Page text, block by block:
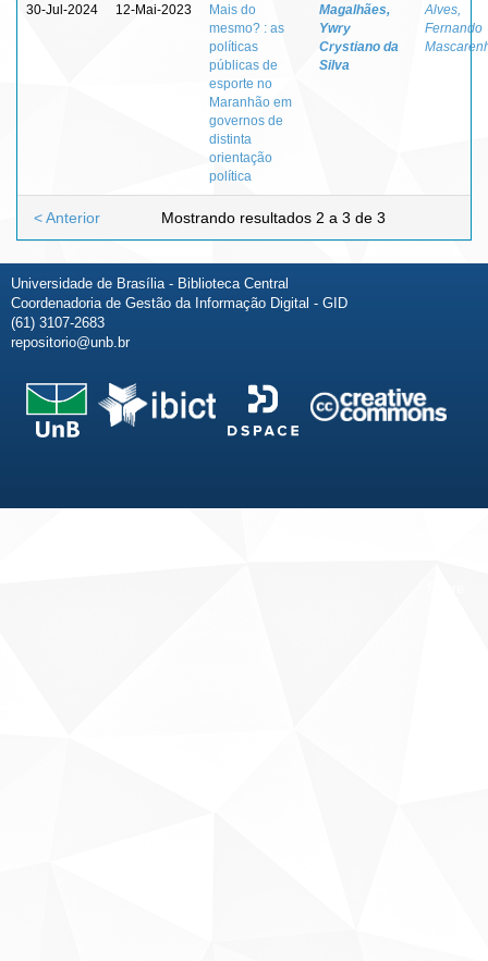
30-Jul-2024 12-Mai-2023
Mais do
mesmo? : as
políticas
públicas de
esporte no
Maranhão em
governos de
distinta
orientação
política
Magalhães,
Ywry
Crystiano da
Silva
Alves,
Fernando
Mostrando resultados 2 a 3 de 3
< Anterior
Universidade de Brasília - Biblioteca Central
Coordenadoria de Gestão da Informação Digital - GID
(61) 3107-2683
repositorio@unb.br